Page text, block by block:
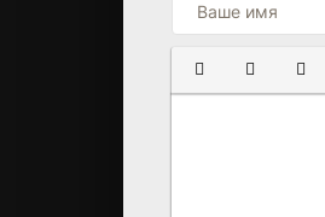
ПОЛУЖИРНЫЙ
КУРСИВ